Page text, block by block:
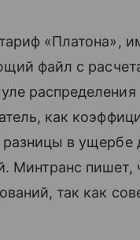
«Платона»,
файл с
как
в ущербе
пишет,
так как